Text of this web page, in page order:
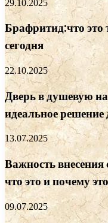
29.10.2025
Брафритид:что это
сегодня
22.10.2025
Дверь в душевую
идеальное
13.07.2025
Важность
что это и почему
09.07.2025